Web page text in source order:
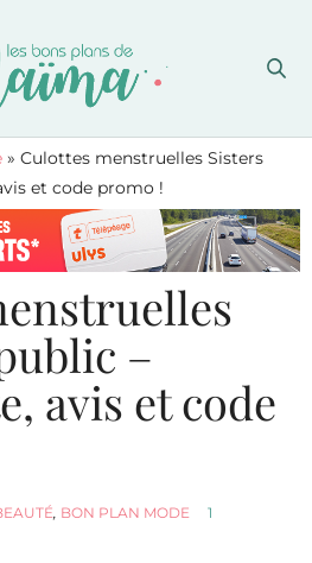
» Culottes menstruelles Sisters
et code promo !
–
avis et code
, BON PLAN MODE
1